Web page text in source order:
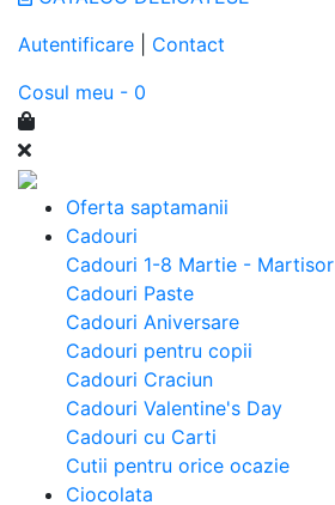
Autentificare
Contact
Cosul meu - 0
Oferta saptamanii
Cadouri
Cadouri 1-8 Martie - Martisor
Cadouri Paste
Cadouri Aniversare
Cadouri pentru copii
Cadouri Craciun
Cadouri Valentine's Day
Cadouri cu Carti
Cutii pentru orice ocazie
Ciocolata